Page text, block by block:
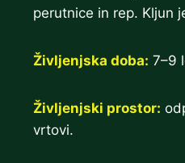
perutnice in rep. Kljun
Življenjska doba: 7–9
Življenjski prostor:
vrtovi.